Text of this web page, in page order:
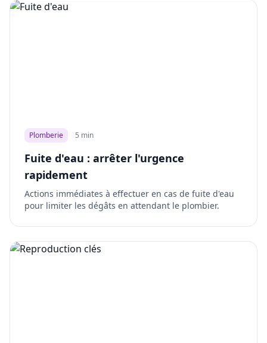
Plomberie 5 min
Fuite d'eau : arrêter l'urgence
rapidement
Actions immédiates à effectuer en cas de fuite d'eau
pour limiter les dégâts en attendant le plombier.